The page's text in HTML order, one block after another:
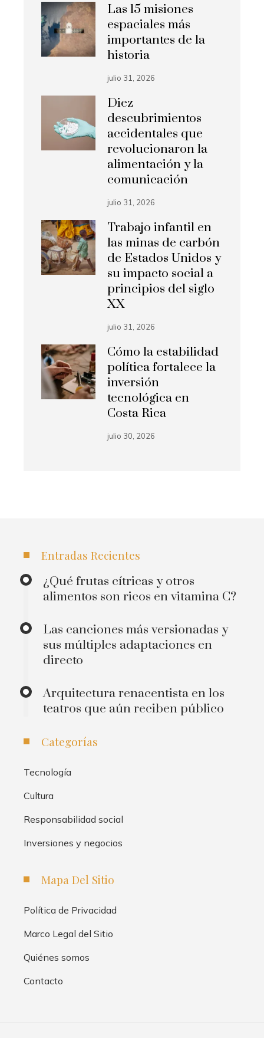
Las 15 misiones
espaciales más
importantes de la
historia
julio 31, 2026
Diez
descubrimientos
accidentales que
revolucionaron la
alimentación y la
comunicación
julio 31, 2026
Trabajo infantil en
las minas de carbón
de Estados Unidos y
su impacto social a
principios del siglo
XX
julio 31, 2026
Cómo la estabilidad
política fortalece la
inversión
tecnológica en
Costa Rica
julio 30, 2026
Entradas Recientes
¿Qué frutas cítricas y otros
alimentos son ricos en vitamina C?
Las canciones más versionadas y
sus múltiples adaptaciones en
directo
Arquitectura renacentista en los
teatros que aún reciben público
Categorías
Tecnología
Cultura
Responsabilidad social
Inversiones y negocios
Mapa Del Sitio
Política de Privacidad
Marco Legal del Sitio
Quiénes somos
Contacto